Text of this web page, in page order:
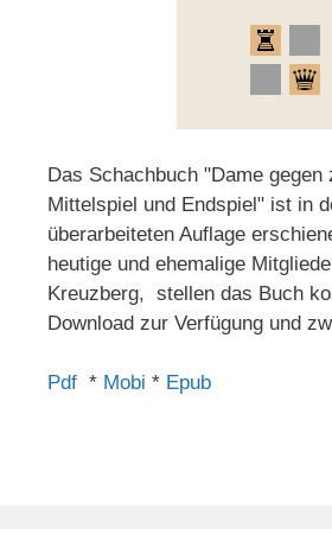
Das Schachbuch "Dame gegen
Mittelspiel und Endspiel" ist in
überarbeiteten Auflage
heutige und ehemalige
Kreuzberg, stellen das Buch
Download zur Verfügung und
Pdf * Mobi * Epub